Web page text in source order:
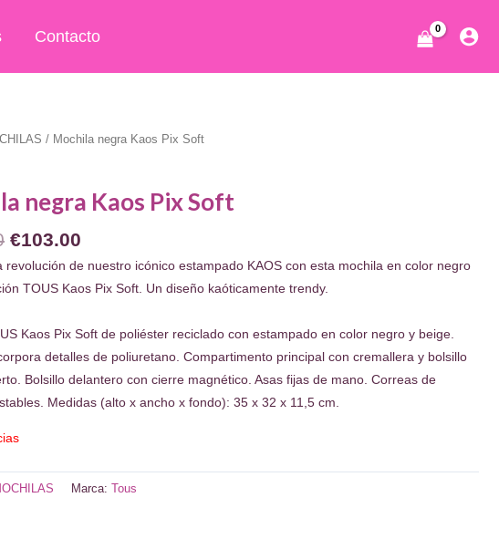
Contacto
/ Mochila negra Kaos Pix Soft
negra Kaos Pix Soft
El
precio
original
€129.00.
€103.00
precio
actual
€103.00.
revolución de nuestro icónico estampado KAOS con esta mochila en color negro
TOUS Kaos Pix Soft. Un diseño kaóticamente trendy.
Kaos Pix Soft de poliéster reciclado con estampado en color negro y beige.
detalles de poliuretano. Compartimento principal con cremallera y bolsillo
Bolsillo delantero con cierre magnético. Asas fijas de mano. Correas de
Medidas (alto x ancho x fondo): 35 x 32 x 11,5 cm.
Marca: Tous